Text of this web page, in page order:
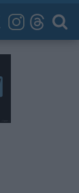
Archív